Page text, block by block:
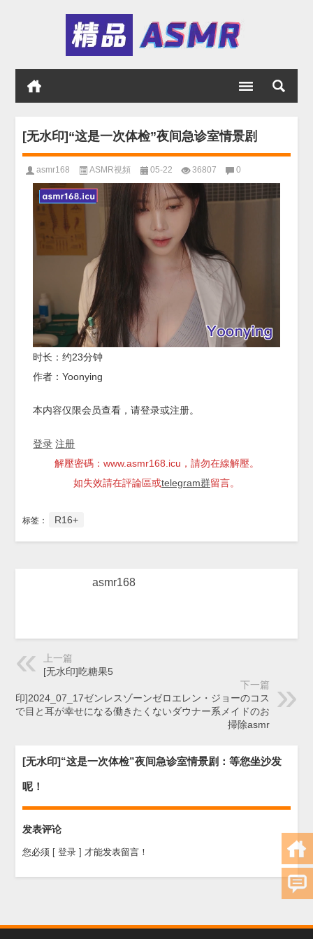
[无水印]“这是一次体检”夜间急诊室情景剧
asmr168 ASMR視頻 05-22 36807 0
时长：约23分钟
作者：Yoonying
本内容仅限会员查看，请登录或注册。
登录 注册
解壓密碼：www.asmr168.icu，請勿在線解壓。
如失效請在評論區或telegram群留言。
标签： R16+
asmr168
上一篇
[无水印]吃糖果5
下一篇
水印]2024_07_17ゼンレスゾーンゼロエレン・ジョーのコス
レで目と耳が幸せになる働きたくないダウナー系メイドのお
掃除asmr
[无水印]“这是一次体检”夜间急诊室情景剧：等您坐沙发
呢！
发表评论
您必须 [ 登录 ] 才能发表留言！